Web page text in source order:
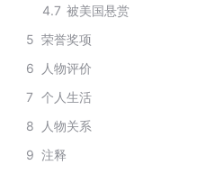
4.7 被美国悬赏
5 荣誉奖项
6
人物评价
7 个人生活
8
人物关系
9 注释